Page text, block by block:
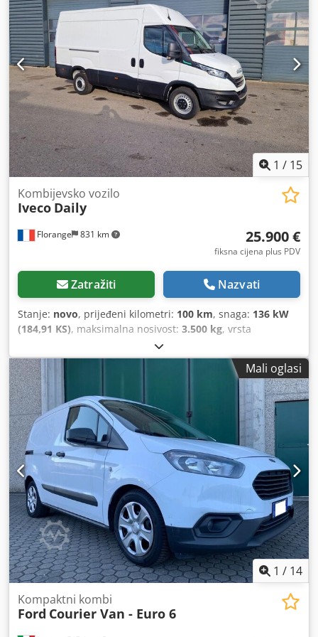
2005, Oprema:ABS, električno podesivo ogledalo,
električno upravljanje prozorima, klima uređaj, klizna
vrata, računalo na vozilu, registracija kamiona, središnje
zaključavanje, zračni jastuk,
1 / 15
Florange 831 km
Kombijevsko vozilo
Iveco Daily
25.900 €
fiksna cijena plus PDV
Zatražiti Nazvati
Stanje: novo, prijeđeni kilometri: 100 km, snaga: 136 kW
(184,91 KS), maksimalna nosivost: 3.500 kg, vrsta
, broj sjedala:
klima uređaj, računalo na vozilu, središnje zaključavanje,
tempomat
Mali oglasi
1 / 14
Kompaktni kombi
Ford Courier Van - Euro 6